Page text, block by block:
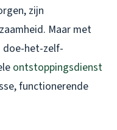
zijn
Maar met
doe-het-zelf-
ontstoppingsdienst
functionerende